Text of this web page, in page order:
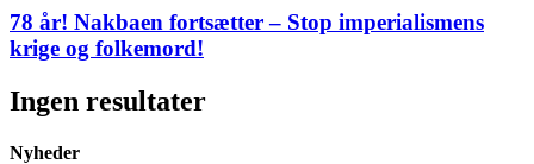
78 år! Nakbaen fortsætter – Stop imperialismens
krige og folkemord!
Ingen resultater
Nyheder